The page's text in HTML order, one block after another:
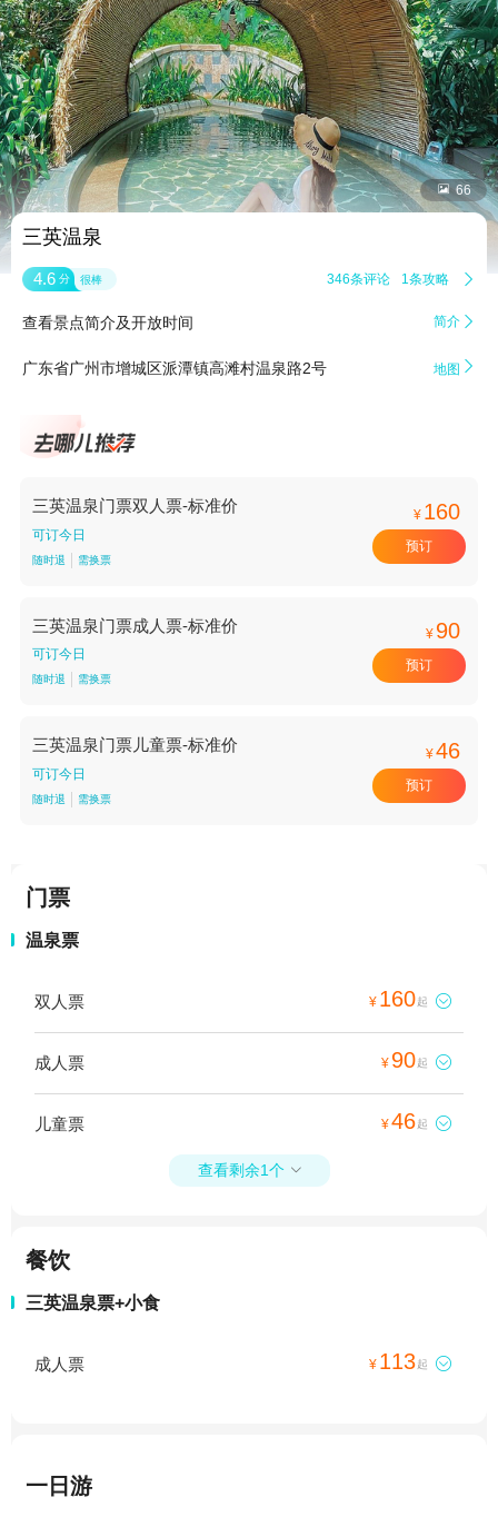
 66
三英温泉
4.6 分 很棒 346条评论 1条攻略 
查看景点简介及开放时间 简介 
广东省广州市增城区派潭镇高滩村温泉路2号 地图 
三英温泉门票双人票-标准价
可订今日
随时退 需换票
¥ 160
预订
三英温泉门票成人票-标准价
可订今日
随时退 需换票
¥ 90
预订
三英温泉门票儿童票-标准价
可订今日
随时退 需换票
¥46
预订
门票
温泉票
双人票 ¥ 160起 
成人票 ¥ 90起 
儿童票 ¥46起 
查看剩余1个 
餐饮
三英温泉票+小食
成人票 ¥ 113起 
一日游
